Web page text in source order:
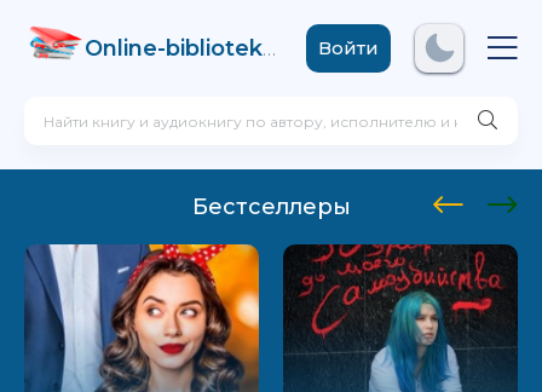
Online-biblioteka .comВойти
Бестселлеры